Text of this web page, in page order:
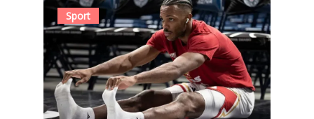
Sport